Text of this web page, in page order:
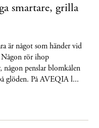
smartare, grilla
är något som händer vid
Någon rör ihop
penslar blomkålen
glöden. På AVEQIA l...